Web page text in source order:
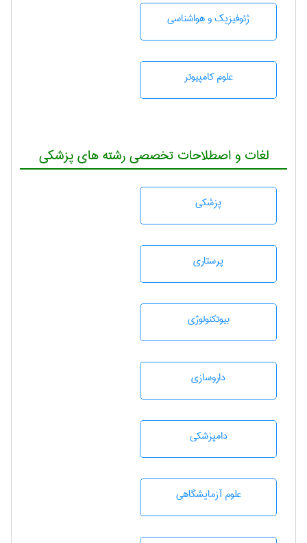
ژئوفيزيك و هواشناسی
علوم کامپیوتر
لغات و اصطلاحات تخصصی رشته های پزشکی
پزشكی
پرستاری
بيوتكنولوژی
داروسازی
دامپزشكی
علوم آزمايشگاهی